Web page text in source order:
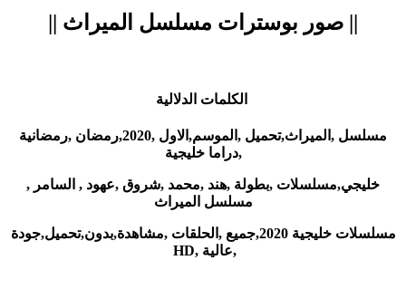
|| صور بوسترات مسلسل الميراث ||
الكلمات الدلالية
مسلسل ,الميراث,تحميل ,الموسم,الاول ,2020,رمضان ,رمضانية
,دراما خليجية
خليجي,مسلسلات ,بطولة ,هند ,محمد ,شروق ,عهود , السامر ,
مسلسل الميراث
مسلسلات خليجية 2020,جميع ,الحلقات ,مشاهدة,بدون,تحميل,جودة
,عالية ,HD